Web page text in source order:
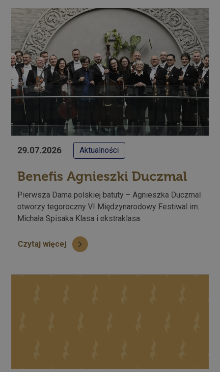
29.07.2026 Aktualności
Benefis Agnieszki Duczmal
Pierwsza Dama polskiej batuty – Agnieszka Duczmal
otworzy tegoroczny VI Międzynarodowy Festiwal im.
Michała Spisaka Klasa i ekstraklasa.
Czytaj więcej